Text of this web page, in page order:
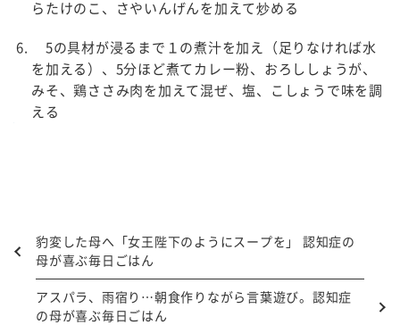
らたけのこ、さやいんげんを加えて炒める
5の具材が浸るまで１の煮汁を加え（足りなければ水
を加える）、5分ほど煮てカレー粉、おろししょうが、
みそ、鶏ささみ肉を加えて混ぜ、塩、こしょうで味を調
える
豹変した母へ「女王陛下のようにスープを」 認知症の
母が喜ぶ毎日ごはん
アスパラ、雨宿り…朝食作りながら言葉遊び。認知症
の母が喜ぶ毎日ごはん